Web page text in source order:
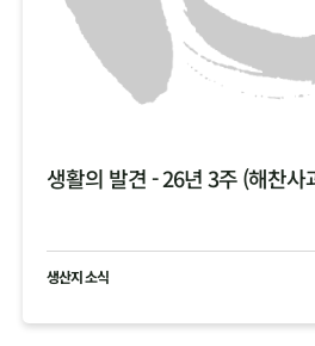
생활의 발견 - 26년 3주 (해찬사
생산지 소식